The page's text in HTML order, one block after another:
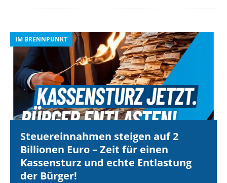
IM BRENNPUNKT
Steuereinnahmen steigen auf 2
Billionen Euro – Zeit für einen
Kassensturz und echte Entlastung
der Bürger!